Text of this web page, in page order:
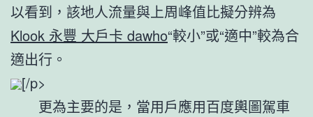
以看到，該地人流量與上周峰值比擬分辨為
Klook 永豐 大戶卡 dawho“較小”或“適中”較為合
適出行。
[/p>
更為主要的是，當用戶應用百度輿圖駕車